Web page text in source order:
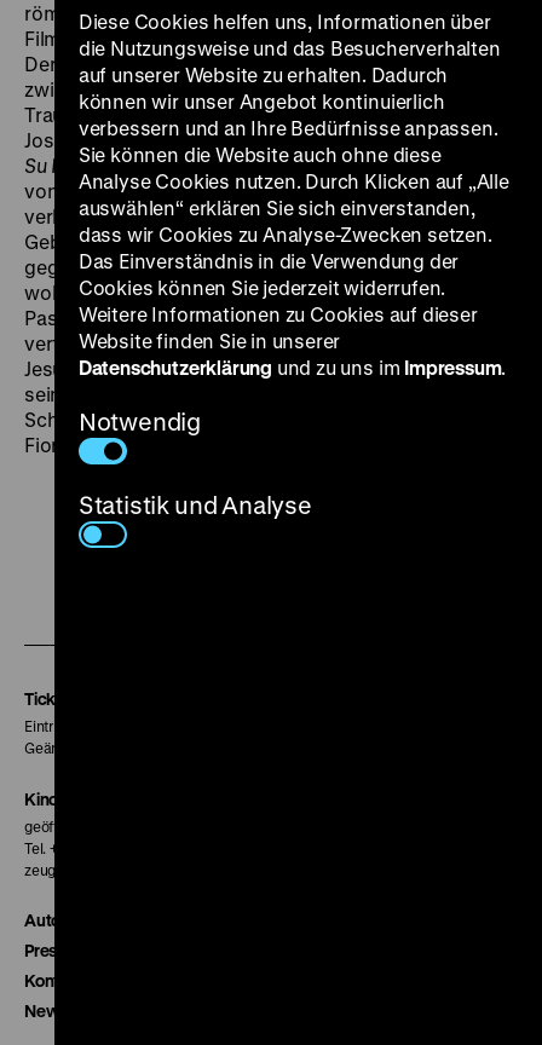
römischen Kirche besucht, beschließt der sardische
Filmemacher für seinen neuen FilmSu Re
(sardisch:
Der König) die Evangelien vergleichend zu lesen und
zwischen den Texten zu springen. Im Stile einer
Traumerzählung und gerahmt von Szenen, in denen
Josef und Maria trauernd am Grab Jesu sitzen, erzählt
Su Re fragmentarisch und assoziativ in Rückblenden
von den letzten Stunden im Leben Jesu. Columbus Film
verlegt die Passion in die karge, archaische
Gebirgslandschaft Sardiniens, in der die vom Wetter
gegerbten Laiendarsteller vor einem
wolkenverhangenen Himmel ein einzigartiges
Passionsspiel darbieten. Einen Gegenentwurf zu den
vertrauten Darstellungen stellt die Besetzung der
Jesus-Figur mit dem kleinen, schmächtigen und mit
seinen hervorgewölbten Augen nicht dem klassischen
Schönheitsideal entsprechenden Schauspieler
Fiorenzo Mattu dar. (fh)
Tickets
Eintritt 5 €
Geänderte Preise sind im Programm vermerkt.
Kinokasse
geöffnet 30 Minuten vor Beginn der ersten Vorstellung
Tel. + 49 30 20304-770
zeughauskino@dhm.de
Autor*innen
Presse
Kontakt
Newsletter
Diese Cookies helfen uns, Informationen über
die Nutzungsweise und das Besucherverhalten
auf unserer Website zu erhalten. Dadurch
können wir unser Angebot kontinuierlich
verbessern und an Ihre Bedürfnisse anpassen.
Sie können die Website auch ohne diese
Analyse Cookies nutzen. Durch Klicken auf „Alle
auswählen“ erklären Sie sich einverstanden,
dass wir Cookies zu Analyse-Zwecken setzen.
Das Einverständnis in die Verwendung der
Cookies können Sie jederzeit widerrufen.
Weitere Informationen zu Cookies auf dieser
Website finden Sie in unserer
Datenschutzerklärung und zu uns im Impressum.
Notwendig
Statistik und Analyse